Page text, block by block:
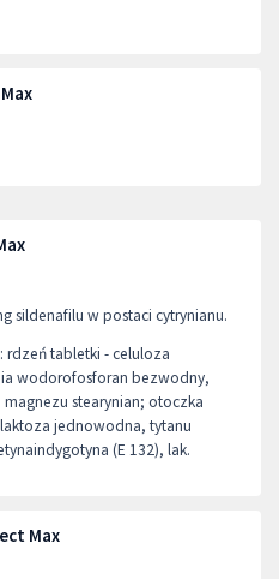
sildenafilu w postaci cytrynianu.
rdzeń tabletki - celuloza
wodorofosforan bezwodny,
stearynian; otoczka
jednowodna, tytanu
(E 132), lak.
Max